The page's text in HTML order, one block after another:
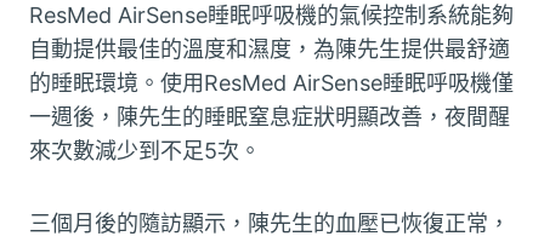
ResMed AirSense睡眠呼吸機的氣候控制系統能夠
自動提供最佳的溫度和濕度，為陳先生提供最舒適
的睡眠環境。使用ResMed AirSense睡眠呼吸機僅
一週後，陳先生的睡眠窒息症狀明顯改善，夜間醒
來次數減少到不足5次。
三個月後的隨訪顯示，陳先生的血壓已恢復正常，